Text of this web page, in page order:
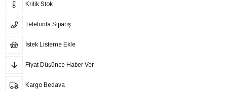
Kritik Stok
Telefonla Sipariş
İstek Listeme Ekle
Fiyat Düşünce Haber Ver
Kargo Bedava